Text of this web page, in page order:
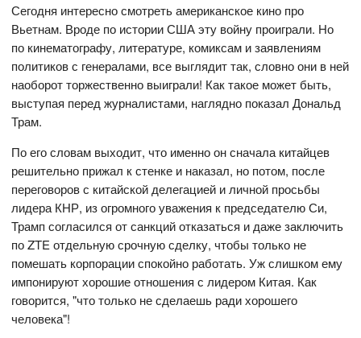
Сегодня интересно смотреть американское кино про
Вьетнам. Вроде по истории США эту войну проиграли. Но
по кинематографу, литературе, комиксам и заявлениям
политиков с генералами, все выглядит так, словно они в ней
наоборот торжественно выиграли! Как такое может быть,
выступая перед журналистами, наглядно показал Дональд
Трам.
По его словам выходит, что именно он сначала китайцев
решительно прижал к стенке и наказал, но потом, после
переговоров с китайской делегацией и личной просьбы
лидера КНР, из огромного уважения к председателю Си,
Трамп согласился от санкций отказаться и даже заключить
по ZTE отдельную срочную сделку, чтобы только не
помешать корпорации спокойно работать. Уж слишком ему
импонируют хорошие отношения с лидером Китая. Как
говорится, "что только не сделаешь ради хорошего
человека"!